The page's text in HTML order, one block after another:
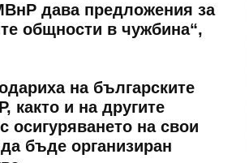
дава предложения за
общности в чужбина“,
на българските
както и на другите
осигуряването на свои
бъде организиран